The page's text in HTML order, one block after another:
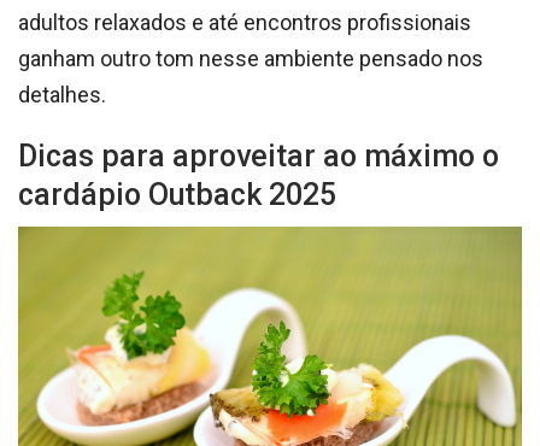
adultos relaxados e até encontros profissionais
ganham outro tom nesse ambiente pensado nos
detalhes.
Dicas para aproveitar ao máximo o
cardápio Outback 2025